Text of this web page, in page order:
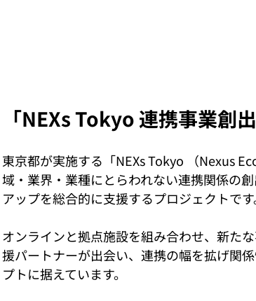
「NEXs Tokyo 連携事業創
東京都が実施する「NEXs Tokyo （Nexus
域・業界・業種にとらわれない連携関係の
アップを総合的に支援するプロジェクトです
オンラインと拠点施設を組み合わせ、新た
援パートナーが出会い、連携の幅を拡げ関
プトに据えています。